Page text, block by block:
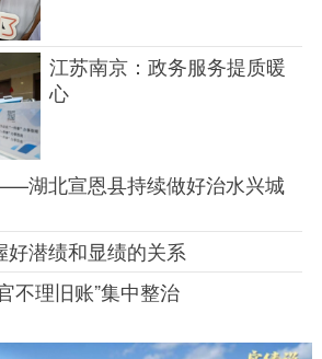
江苏南京：政务服务提质暖
心
湖北宣恩县持续做好治水兴城
潜绩和显绩的关系
不理旧账”集中整治